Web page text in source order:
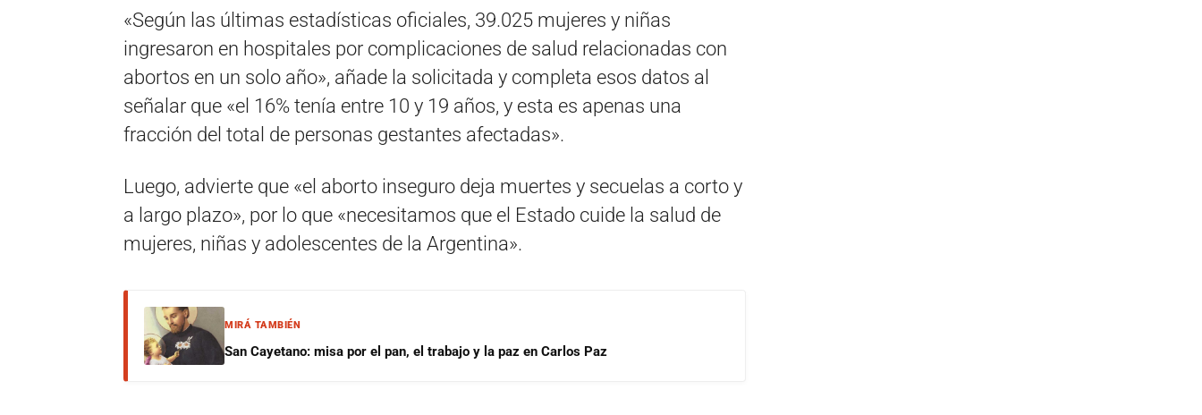
«Según las últimas estadísticas oficiales, 39.025 mujeres y niñas
ingresaron en hospitales por complicaciones de salud relacionadas con
abortos en un solo año», añade la solicitada y completa esos datos al
señalar que «el 16% tenía entre 10 y 19 años, y esta es apenas una
fracción del total de personas gestantes afectadas».
Luego, advierte que «el aborto inseguro deja muertes y secuelas a corto y
a largo plazo», por lo que «necesitamos que el Estado cuide la salud de
mujeres, niñas y adolescentes de la Argentina».
MIRÁ TAMBIÉN
San Cayetano: misa por el pan, el trabajo y la paz en Carlos Paz